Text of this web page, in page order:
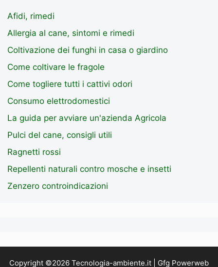
Afidi, rimedi
Allergia al cane, sintomi e rimedi
Coltivazione dei funghi in casa o giardino
Come coltivare le fragole
Come togliere tutti i cattivi odori
Consumo elettrodomestici
La guida per avviare un'azienda Agricola
Pulci del cane, consigli utili
Ragnetti rossi
Repellenti naturali contro mosche e insetti
Zenzero controindicazioni
Copyright ©2026 Tecnologia-ambiente.it | Gfg Powerweb